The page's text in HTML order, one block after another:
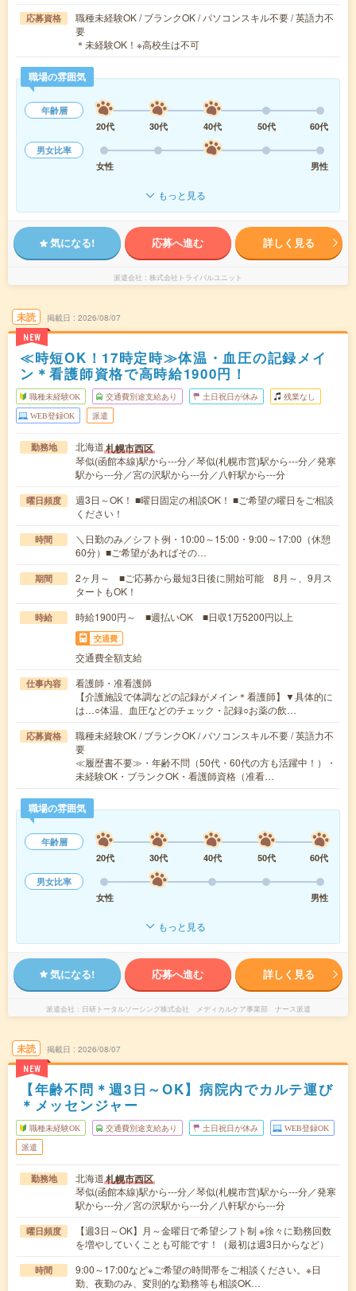
応募資格
職種未経験OK / ブランクOK / パソコンスキル不要 / 英語力不
要
＊未経験OK！※高校生は不可
職場の雰囲気
年齢層
20代
30代 40代 50代
60代
男女比率
女性
男性
もっと見る
気になる! 応募へ進む 詳しく見る
派遣会社 株式会社トライバルユニット
未読
NEW
掲載日 2026/08/07
≪時短OK！17時定時≫体温・血圧の記録メイ
ン＊看護師資格で高時給1900円！
職種未経験OK 交通費別途支給あり 土日祝日が休み 残業なし
WEB登録OK 派遣
勤務地 北海道札幌市西区
琴似(函館本線)駅から---分／琴似(札幌市営)駅から---分／発寒
駅から---分／宮の沢駅から---分／八軒駅から---分
曜日頻度
週3日～OK！ ■曜日固定の相談OK！ ■ご希望の曜日をご相談
ください！
時間
＼日勤のみ／シフト例・10:00～15:00・9:00～17:00（休憩
60分）■ご希望があればその…
期間
2ヶ月～ ■ご応募から最短3日後に開始可能 8月～、9月ス
タートもOK！
時給 時給1900円～ ■週払いOK ■日収1万5200円以上
交通費
交通費全額支給
仕事内容
看護師・准看護師
【介護施設で体調などの記録がメイン＊看護師】▼具体的に
は…○体温、血圧などのチェック・記録○お薬の飲…
応募資格
職種未経験OK / ブランクOK / パソコンスキル不要 / 英語力不
要
≪履歴書不要≫・年齢不問（50代・60代の方も活躍中！）・
未経験OK・ブランクOK・看護師資格（准看…
職場の雰囲気
年齢層
20代
30代 40代 50代
60代
男女比率
女性
男性
もっと見る
気になる! 応募へ進む 詳しく見る
派遣会社 日研トータルソーシング株式会社 メディカルケア事業部 ナース派遣
未読
NEW
掲載日 2026/08/07
【年齢不問＊週3日～OK】病院内でカルテ運び
＊メッセンジャー
職種未経験OK 交通費別途支給あり 土日祝日が休み WEB登録OK
派遣
勤務地 北海道札幌市西区
琴似(函館本線)駅から---分／琴似(札幌市営)駅から---分／発寒
駅から---分／宮の沢駅から---分／八軒駅から---分
曜日頻度
【週3日～OK】月～金曜日で希望シフト制 ※徐々に勤務回数
を増やしていくことも可能です！（最初は週3日からなど）
時間
9:00～17:00など※ご希望の時間帯をご相談ください。※日
勤、夜勤のみ、変則的な勤務等も相談OK…